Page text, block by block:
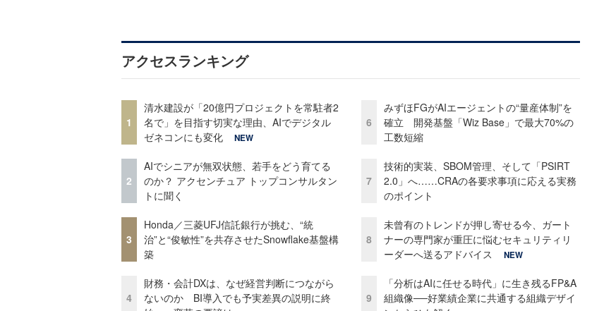
アクセスランキング
1
清水建設が「20億円プロジェクトを常駐者2
名で」を目指す切実な理由、AIでデジタル
ゼネコンにも変化
NEW
2
AIでシニアが無双状態、若手をどう育てる
のか？ アクセンチュア トップコンサルタン
トに聞く
3
Honda／三菱UFJ信託銀行が挑む、“統
治”と“俊敏性”を共存させたSnowflake基盤構
築
4
財務・会計DXは、なぜ経営判断につながら
ないのか BI導入でも予実差異の説明に終
6
みずほFGがAIエージェントの“量産体制”を
確立 開発基盤「Wiz Base」で最大70%の
工数短縮
7
技術的実装、SBOM管理、そして「PSIRT
2.0」へ……CRAの各要求事項に応える実務
のポイント
8
未曾有のトレンドが押し寄せる今、ガート
ナーの専門家が重圧に悩むセキュリティリ
ーダーへ送るアドバイス
NEW
9
「分析はAIに任せる時代」に生き残るFP&A
組織像──好業績企業に共通する組織デザイ